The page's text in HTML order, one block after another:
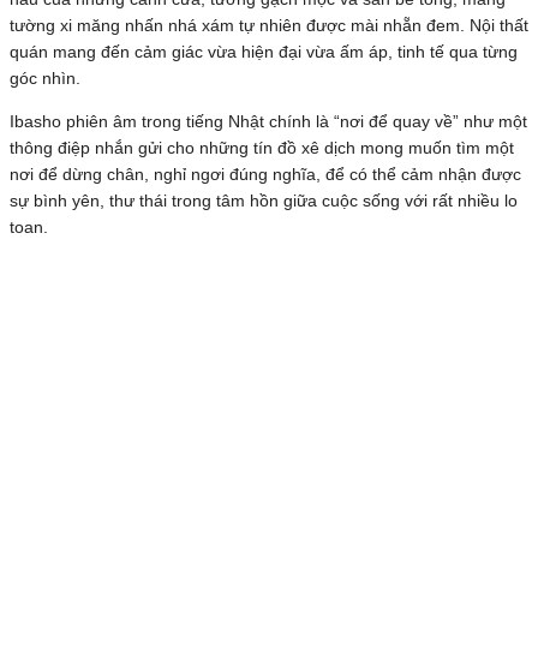
tường xi măng nhấn nhá xám tự nhiên được mài nhẵn đem. Nội thất
quán mang đến cảm giác vừa hiện đại vừa ấm áp, tinh tế qua từng
góc nhìn.
Ibasho phiên âm trong tiếng Nhật chính là “nơi để quay về” như một
thông điệp nhắn gửi cho những tín đồ xê dịch mong muốn tìm một
nơi để dừng chân, nghỉ ngơi đúng nghĩa, để có thể cảm nhận được
sự bình yên, thư thái trong tâm hồn giữa cuộc sống với rất nhiều lo
toan.